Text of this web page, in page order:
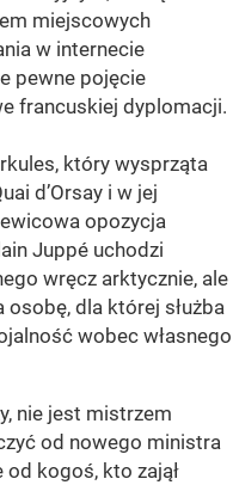
miejscowych
w internecie
pewne pojęcie
francuskiej dyplomacji.
który wysprząta
d’Orsay i w jej
opozycja
Juppé uchodzi
wręcz arktycznie, ale
dla której służba
wobec własnego
nie jest mistrzem
od nowego ministra
od kogoś, kto zajął